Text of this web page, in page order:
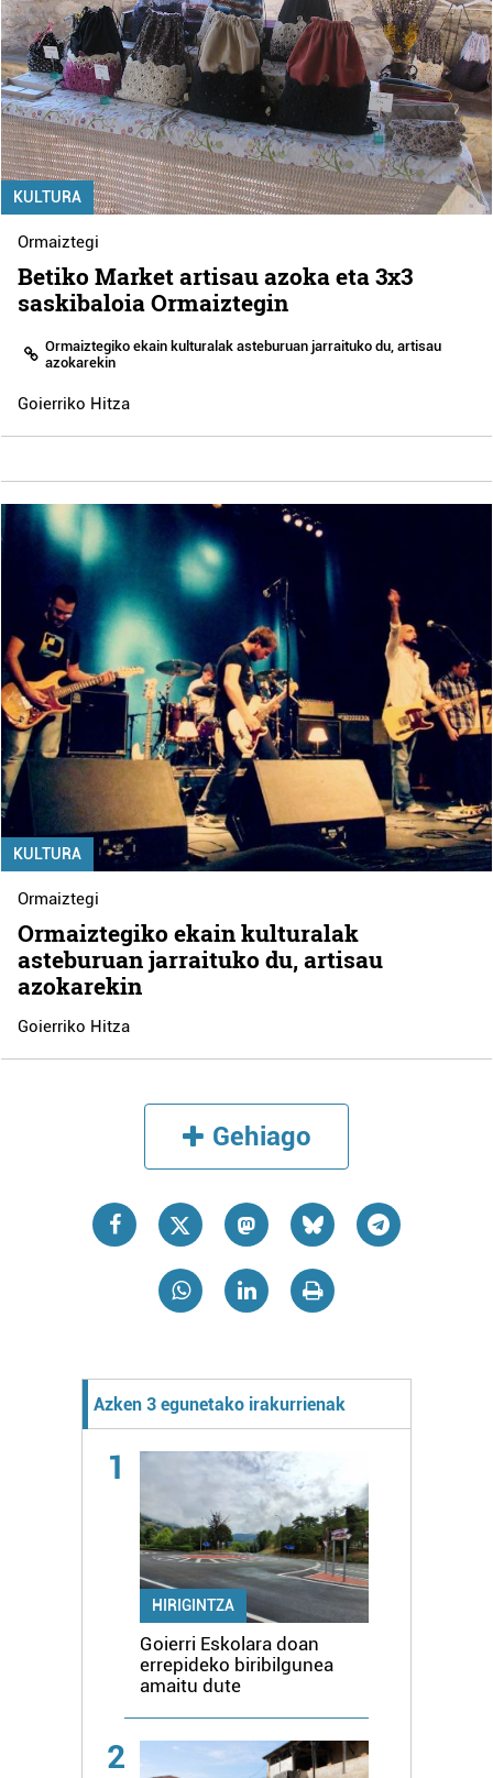
KULTURA
Ormaiztegi
Betiko Market artisau azoka eta 3x3
saskibaloia Ormaiztegin
Ormaiztegiko ekain kulturalak asteburuan jarraituko du, artisau
azokarekin
Goierriko Hitza
KULTURA
Ormaiztegi
Ormaiztegiko ekain kulturalak
asteburuan jarraituko du, artisau
azokarekin
Goierriko Hitza
Gehiago
Azken 3 egunetako irakurrienak
1
HIRIGINTZA
Goierri Eskolara doan
errepideko biribilgunea
amaitu dute
2